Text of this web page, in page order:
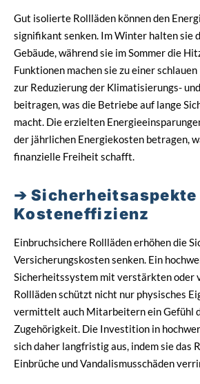
Gut isolierte Rollläden können den
signifikant senken. Im Winter halten sie
Gebäude, während sie im Sommer die
Funktionen machen sie zu einer
zur Reduzierung der Klimatisierungs-
beitragen, was die Betriebe auf lange
macht. Die erzielten
der jährlichen Energiekosten betragen,
finanzielle Freiheit schafft.
Sicherheitsaspekte
Kosteneffizienz
Einbruchsichere Rollläden erhöhen die
Versicherungskosten senken. Ein
Sicherheitssystem mit verstärkten oder
Rollläden schützt nicht nur physisches
vermittelt auch Mitarbeitern ein Gefühl
Zugehörigkeit. Die Investition in
sich daher langfristig aus, indem sie das
Einbrüche und Vandalismusschäden